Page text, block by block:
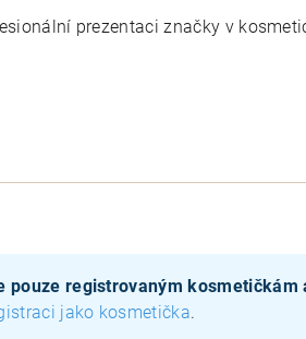
prezentaci značky v
registrovaným kosmetičkám
jako kosmetička.